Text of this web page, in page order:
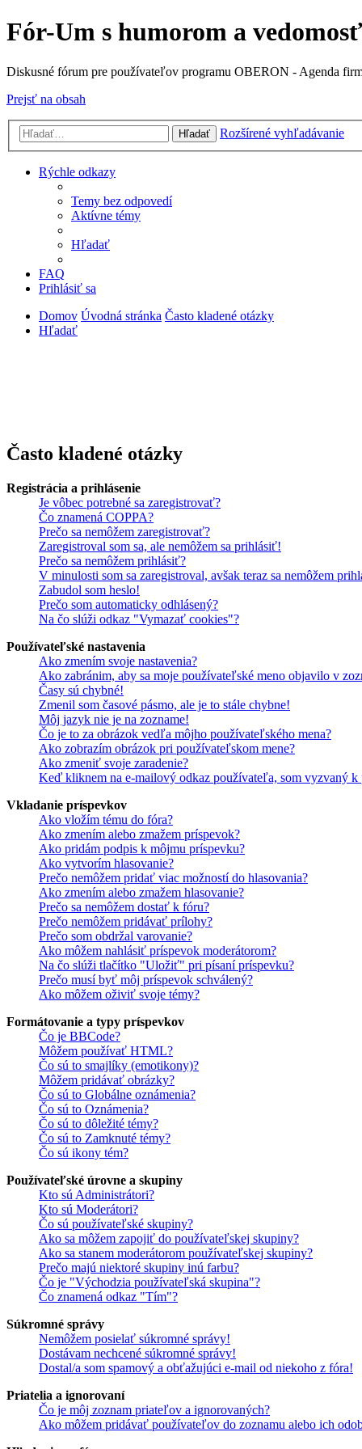
Fór-Um s humorom a
Diskusné fórum pre používateľov programu OBERON - Agenda
Prejsť na obsah
Hľadať Rozšírené vyhľadávanie
Rýchle odkazy
Temy bez odpovedí
Aktívne témy
Hľadať
FAQ
Prihlásiť sa
Domov Úvodná stránka Často kladené otázky
Hľadať
Často kladené otázky
Registrácia a prihlásenie
Je vôbec potrebné sa zaregistrovať?
Čo znamená COPPA?
Prečo sa nemôžem zaregistrovať?
Zaregistroval som sa, ale nemôžem sa prihlásiť!
Prečo sa nemôžem prihlásiť?
V minulosti som sa zaregistroval, avšak teraz sa nemôžem
Zabudol som heslo!
Prečo som automaticky odhlásený?
Na čo slúži odkaz "Vymazať cookies"?
Používateľské nastavenia
Ako zmením svoje nastavenia?
Ako zabránim, aby sa moje používateľské meno objavilo v
Časy sú chybné!
Zmenil som časové pásmo, ale je to stále chybne!
Môj jazyk nie je na zozname!
Čo je to za obrázok vedľa môjho používateľského mena?
Ako zobrazím obrázok pri používateľskom mene?
Ako zmeniť svoje zaradenie?
Keď kliknem na e-mailový odkaz používateľa, som vyzvaný k
Vkladanie príspevkov
Ako vložím tému do fóra?
Ako zmením alebo zmažem príspevok?
Ako pridám podpis k môjmu príspevku?
Ako vytvorím hlasovanie?
Prečo nemôžem pridať viac možností do hlasovania?
Ako zmením alebo zmažem hlasovanie?
Prečo sa nemôžem dostať k fóru?
Prečo nemôžem pridávať prílohy?
Prečo som obdržal varovanie?
Ako môžem nahlásiť príspevok moderátorom?
Na čo slúži tlačítko "Uložiť" pri písaní príspevku?
Prečo musí byť môj príspevok schválený?
Ako môžem oživiť svoje témy?
Formátovanie a typy príspevkov
Čo je BBCode?
Môžem používať HTML?
Čo sú to smajlíky (emotikony)?
Môžem pridávať obrázky?
Čo sú to Globálne oznámenia?
Čo sú to Oznámenia?
Čo sú to dôležité témy?
Čo sú to Zamknuté témy?
Čo sú ikony tém?
Používateľské úrovne a skupiny
Kto sú Administrátori?
Kto sú Moderátori?
Čo sú používateľské skupiny?
Ako sa môžem zapojiť do používateľskej skupiny?
Ako sa stanem moderátorom používateľskej skupiny?
Prečo majú niektoré skupiny inú farbu?
Čo je "Východzia používateľská skupina"?
Čo znamená odkaz "Tím"?
Súkromné správy
Nemôžem posielať súkromné správy!
Dostávam nechcené súkromné správy!
Dostal/a som spamový a obťažujúci e-mail od niekoho z fóra!
Priatelia a ignorovaní
Čo je môj zoznam priateľov a ignorovaných?
Ako môžem pridávať používateľov do zoznamu alebo ich